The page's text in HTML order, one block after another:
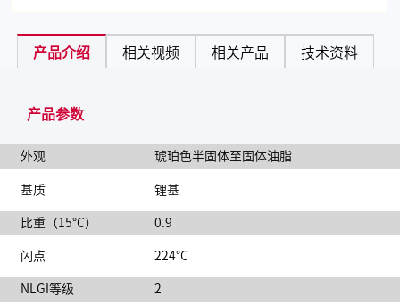
产品介绍 相关视频 相关产品 技术资料
产品参数
外观 琥珀色半固体至固体油脂
基质 锂基
比重（15°C） 0.9
闪点 224°C
NLGI等级 2